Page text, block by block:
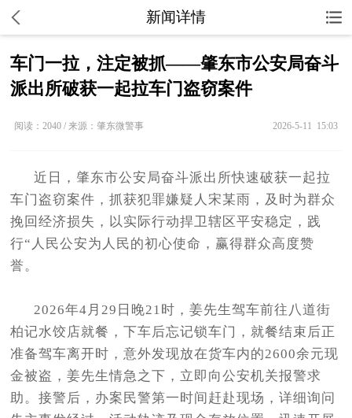
新闻详情
车门一拉，注定被抓——肇东市公安局奋斗
派出所破获一起拉车门盗窃案件
阅读：2040 / 来源：肇东微警事 2026-5-11 15:03
近日，肇东市公安局奋斗派出所快速破获一起拉
车门盗窃案件，抓获犯罪嫌疑人宋某雨，及时为群众
挽回经济损失，以实际行动捍卫辖区平安稳定，践
行“人民公安为人民的初心使命，赢得群众高度赞
誉。
2026年4月29日晚21时，姜先生驾车前往八道街
柏记水饺店就餐，下车后忘记锁车门，就餐结束后正
准备驾车离开时，意外发现放在货车内的2600余元现
金被盗，姜先生情急之下，立即向公安机关报警求
助。接警后，办案民警第一时间赶赴现场，详细询问